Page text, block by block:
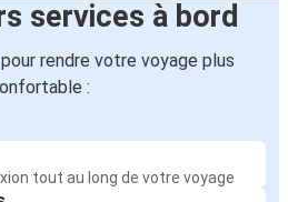
services à bord
rendre votre voyage plus
:
tout au long de votre voyage